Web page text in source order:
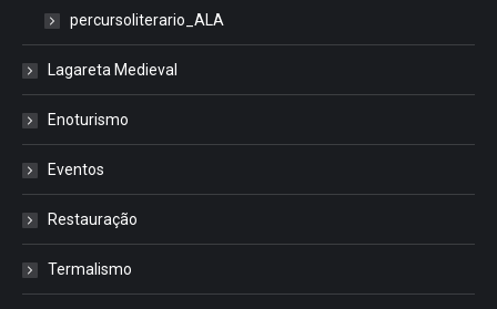
percursoliterario_ALA
Lagareta Medieval
Enoturismo
Eventos
Restauração
Termalismo